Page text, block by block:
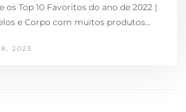
os Top 10 Favoritos do ano de 2022 |
e Corpo com muitos produtos…
2023